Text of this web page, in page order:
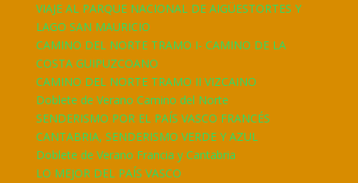
VIAJE AL PARQUE NACIONAL DE AIGÜESTORTES Y
LAGO SAN MAURICIO
CAMINO DEL NORTE TRAMO I- CAMINO DE LA
COSTA GUIPUZCOANO
CAMINO DEL NORTE TRAMO II VIZCAINO
Doblete de Verano Camino del Norte
SENDERISMO POR EL PAÍS VASCO FRANCÉS
CANTABRIA, SENDERISMO VERDE Y AZUL
Doblete de Verano Francia y Cantabria
LO MEJOR DEL PAÍS VASCO